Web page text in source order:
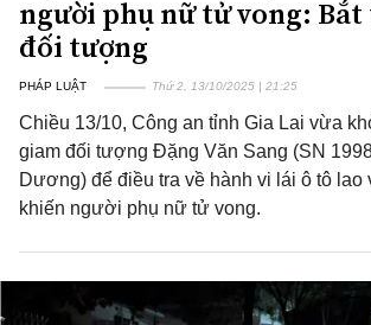
người phụ nữ tử vong:
đối tượng
PHÁP LUẬT Thứ 2, 13/10/2025 | 21:25
Chiều 13/10, Công an tỉnh Gia Lai vừa
giam đối tượng Đặng Văn Sang (SN
Dương) để điều tra về hành vi lái ô tô lao
khiến người phụ nữ tử vong.